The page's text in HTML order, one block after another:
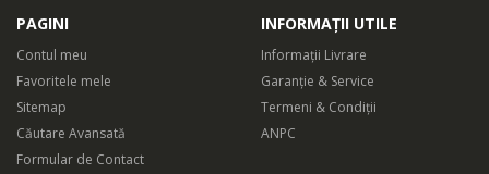
PAGINI
Contul meu
Favoritele mele
Sitemap
Căutare Avansată
Formular de Contact
INFORMAȚII UTILE
Informații Livrare
Garanție & Service
Termeni & Condiții
ANPC